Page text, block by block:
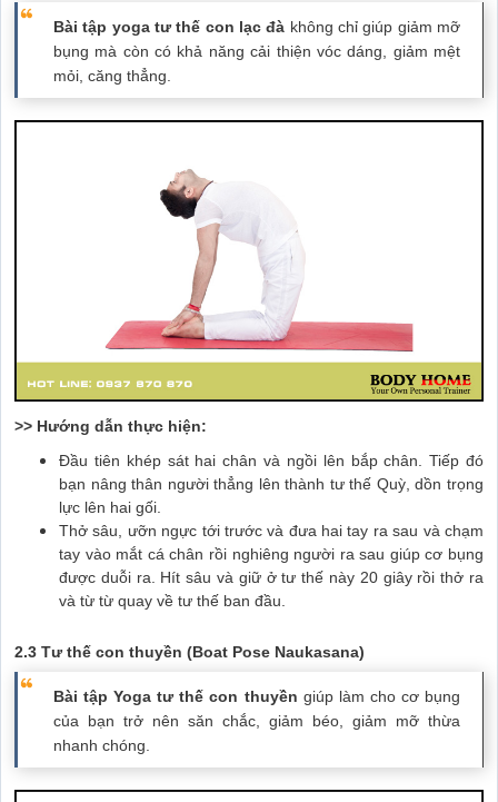
Bài tập yoga tư thế con lạc đà không chỉ giúp giảm mỡ
bụng mà còn có khả năng cải thiện vóc dáng, giảm mệt
mỏi, căng thẳng.
>> Hướng dẫn thực hiện:
Đầu tiên khép sát hai chân và ngồi lên bắp chân. Tiếp đó
bạn nâng thân người thẳng lên thành tư thế Quỳ, dồn trọng
lực lên hai gối.
Thở sâu, ưỡn ngực tới trước và đưa hai tay ra sau và chạm
tay vào mắt cá chân rồi nghiêng người ra sau giúp cơ bụng
được duỗi ra. Hít sâu và giữ ở tư thế này 20 giây rồi thở ra
và từ từ quay về tư thế ban đầu.
2.3 Tư thế con thuyền (Boat Pose Naukasana)
Bài tập Yoga tư thế con thuyền giúp làm cho cơ bụng
của bạn trở nên săn chắc, giảm béo, giảm mỡ thừa
nhanh chóng.